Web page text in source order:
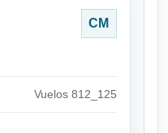
CM
Vuelos 812_125